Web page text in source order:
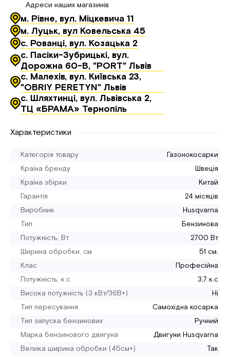
Адреси наших магазинів
м. Рівне, вул. Міцкевича 11
м. Луцьк, вул Ковельська 45
с. Рованці, вул. Козацька 2
с. Пасіки-Зубрицькі, вул.
Дорожна 60-В, "PORT" Львів
с. Малехів, вул. Київська 23,
"OBRIY PERETYN" Львів
с. Шляхтинці, вул. Львівська 2,
ТЦ «БРАМА» Тернопіль
Характеристики
Категорія товару
Газонокосарки
Країна бренду
Швеція
Країна збірки
Китай
Гарантія
24 місяців
Виробник
Husqvarna
Тип
Бензинова
Потужність, Вт
2700 Вт
Ширина обробки, см
51 см.
Клас
Професійна
Потужність, к.с
3,7 к.с
Висока потужність (3 кВт/36В+)
Ні
Тип пересування
Самохідна косарка
Тип запуска бензинових
Ручний
Марка бензинового двигуна
Двигуни Husqvarna
Велика ширина обробки (45см+)
Так